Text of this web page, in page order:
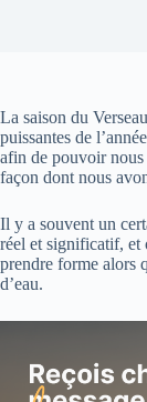
La saison du
puissantes de
afin de pouvoir nous
façon dont nous
Il y a souvent un
réel et significatif, et
prendre forme alors
d’eau.